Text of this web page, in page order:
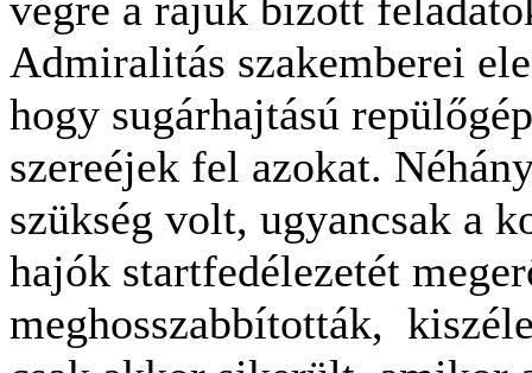
Admiralitás szakemberei
hogy sugárhajtású
szereéjek fel azokat.
szükség volt, ugyancsak a
hajók startfedélezetét
meghosszabbították,